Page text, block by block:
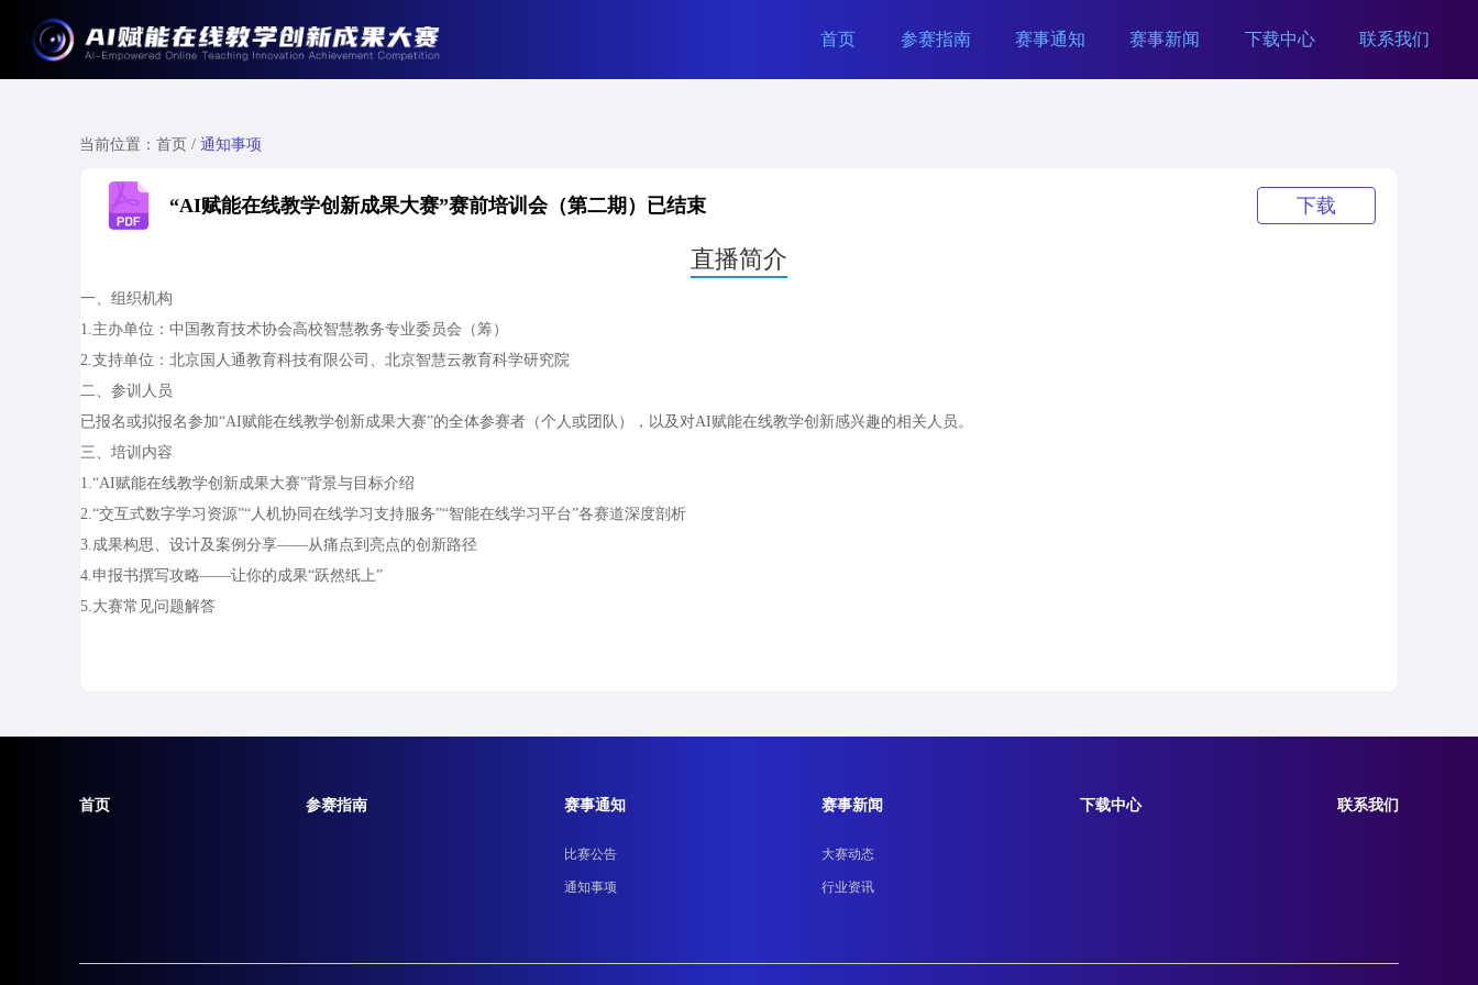
首页 参赛指南 赛事通知 赛事新闻 下载中心 联系我们
当前位置： 首页 / 通知事项
“AI赋能在线教学创新成果大赛”赛前培训会（第二期）已结束 下载
直播简介
一、组织机构
1.主办单位：中国教育技术协会高校智慧教务专业委员会（筹）
2.支持单位：北京国人通教育科技有限公司、北京智慧云教育科学研究院
二、参训人员
已报名或拟报名参加“AI赋能在线教学创新成果大赛”的全体参赛者（个人或团队），以及对AI赋能在线教学创新感兴趣的相关人员。
三、培训内容
1.“AI赋能在线教学创新成果大赛”背景与目标介绍
2.“交互式数字学习资源”“人机协同在线学习支持服务”“智能在线学习平台”各赛道深度剖析
3.成果构思、设计及案例分享——从痛点到亮点的创新路径
4.申报书撰写攻略——让你的成果“跃然纸上”
5.大赛常见问题解答
首页 参赛指南 赛事通知
比赛公告
通知事项
赛事新闻
大赛动态
行业资讯
下载中心 联系我们